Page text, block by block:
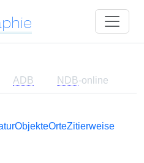
ADB NDB-online
ObjekteOrteZitierweise